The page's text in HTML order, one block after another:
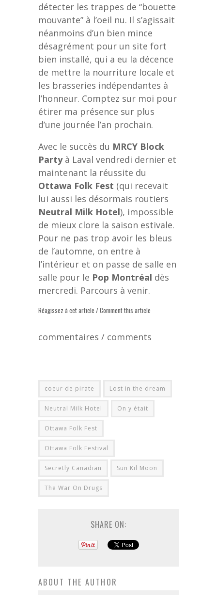
détecter les trappes de “bouette
mouvante” à l’oeil nu. Il s’agissait
néanmoins d’un bien mince
désagrément pour un site fort
bien installé, qui a eu la décence
de mettre la nourriture locale et
les brasseries indépendantes à
l’honneur. Comptez sur moi pour
étirer ma présence sur plus
d’une journée l’an prochain.
Avec le succès du MRCY Block
Partyà Laval vendredi dernier et
maintenant la réussite du
Ottawa Folk Fest (qui recevait
lui aussi les désormais routiers
Neutral Milk Hotel), impossible
de mieux clore la saison estivale.
Pour ne pas trop avoir les bleus
de l’automne, on entre à
l’intérieur et on passe de salle en
salle pour le Pop Montréal dès
mercredi. Parcours à venir.
Réagissez à cet article / Comment this article
commentaires / comments
coeur de pirate Lost in the dream
Neutral Milk Hotel On y était
Ottawa Folk Fest
Ottawa Folk Festival
Secretly Canadian Sun Kil Moon
The War On Drugs
SHARE ON:
ABOUT THE AUTHOR